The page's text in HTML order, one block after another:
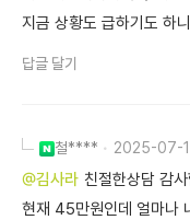
지금 상황도 급하기도 하
답글 달기
철**** 2025-07-
@김사라 친절한상담 감
현재 45만원인데 얼마나